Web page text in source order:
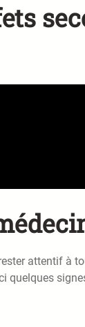
attentif à
quelques